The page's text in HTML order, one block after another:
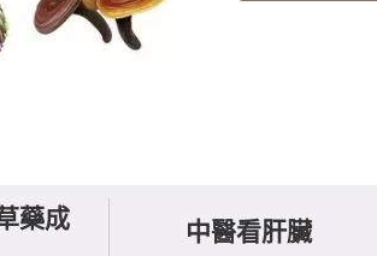
藥成 中醫看肝臟